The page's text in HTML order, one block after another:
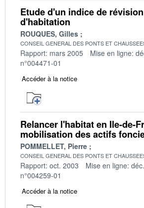
Etude d'un indice de
d'habitation
ROUQUES, Gilles
CONSEIL GENERAL DES PONTS ET
Rapport: mars 2005 Mise en ligne:
n°004471-01
Accéder à la notice
Relancer l'habitat en Ile-de-
mobilisation des actifs
POMMELLET, Pierre
CONSEIL GENERAL DES PONTS ET
Rapport: oct. 2003 Mise en ligne:
n°004259-01
Accéder à la notice